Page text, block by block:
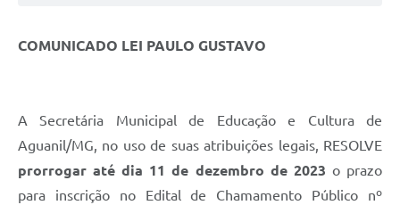
COMUNICADO LEI PAULO GUSTAVO
A Secretária Municipal de Educação e Cultura de
Aguanil/MG, no uso de suas atribuições legais, RESOLVE
prorrogar até dia 11 de dezembro de 2023 o prazo
para inscrição no Edital de Chamamento Público nº